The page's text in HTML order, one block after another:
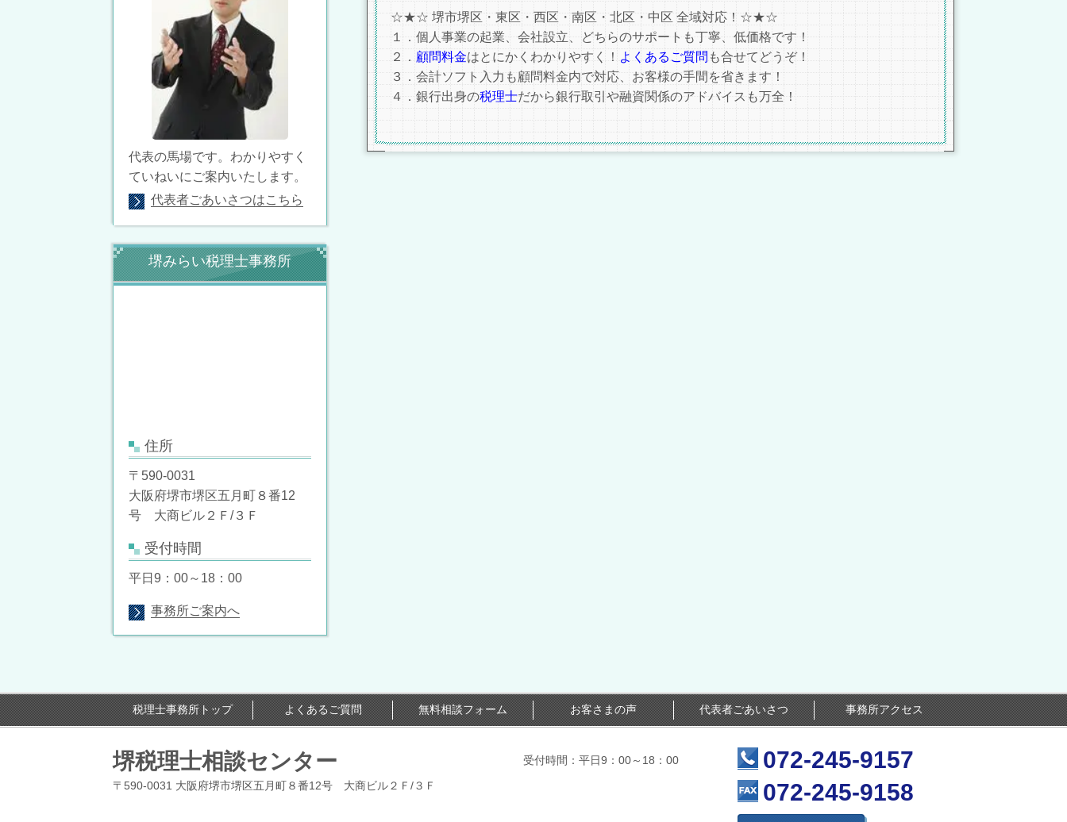
☆★☆ 堺市堺区・東区・西区・南区・北区・中区 全域対応！☆★☆
１．個人事業の起業、会社設立、どちらのサポートも丁寧、低価格です！
２． 顧問料金はとにかくわかりやすく！ よくあるご質問 も合せてどうぞ！
３．会計ソフト入力も顧問料金内で対応、お客様の手間を省きます！
４．銀行出身の税理士だから銀行取引や融資関係のアドバイスも万全！
代表の馬場です。わかりやすく
ていねいにご案内いたします。
代表者ごあいさつはこちら
堺みらい税理士事務所
住所
〒590-0031
大阪府堺市堺区五月町８番12
号 大商ビル２Ｆ/３Ｆ
受付時間
平日9：00～ 18：00
事務所ご案内へ
税理士事務所トップ よくあるご質問 無料相談フォーム お客さまの声 代表者ごあいさつ 事務所アクセス
堺税理士相談センター
〒590-0031 大阪府堺市堺区五月町８番12号 大商ビル２Ｆ/３Ｆ
受付時間：平日9：00～18：00
072-245-9157
072-245-9158